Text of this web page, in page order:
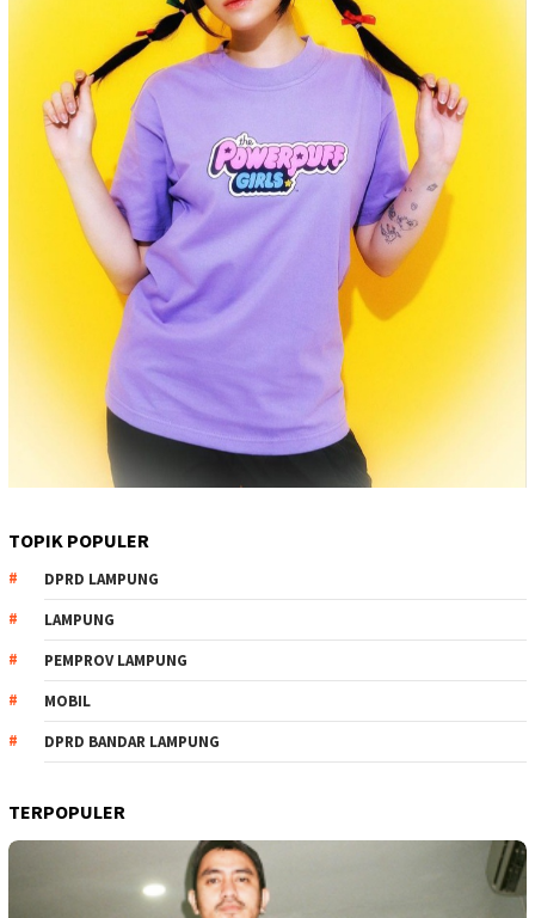
TOPIK POPULER
DPRD LAMPUNG
LAMPUNG
PEMPROV LAMPUNG
MOBIL
DPRD BANDAR LAMPUNG
TERPOPULER